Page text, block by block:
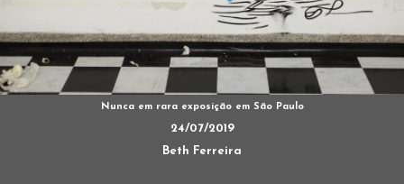
Nunca em rara exposição em São Paulo
24/07/2019
Beth Ferreira